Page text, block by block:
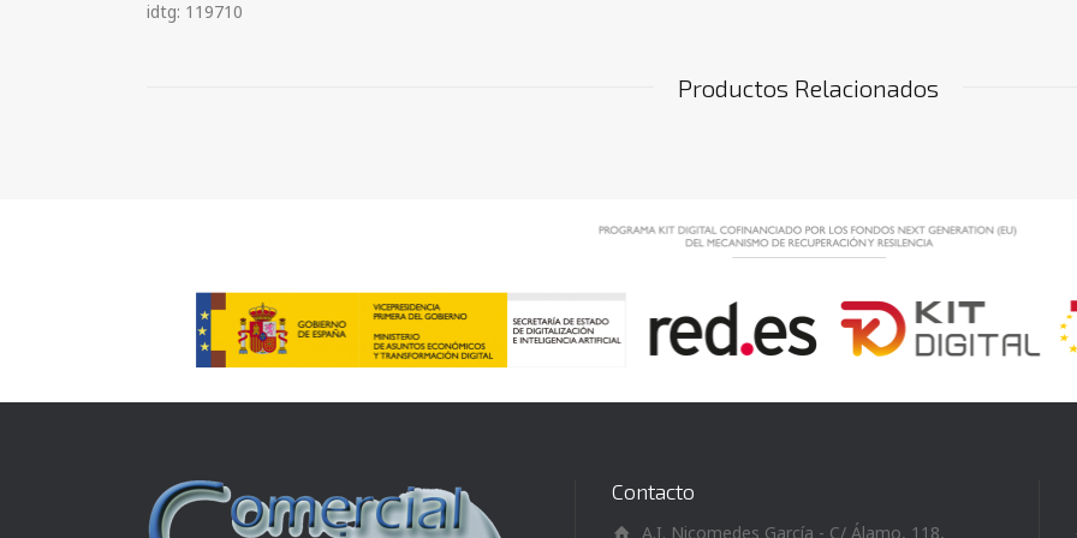
idtg: 119710
Productos Relacionados
Contacto
A.I. Nicomedes García - C/ Álamo, 118,